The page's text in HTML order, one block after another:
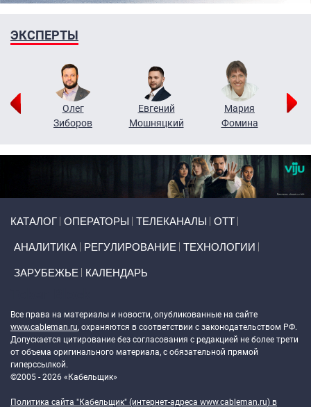
ЭКСПЕРТЫ
Олег
Зиборов
Евгений
Мошняцкий
Мария
Фомина
КАТАЛОГ ОПЕРАТОРЫ ТЕЛЕКАНАЛЫ ОТТ
АНАЛИТИКА РЕГУЛИРОВАНИЕ ТЕХНОЛОГИИ
ЗАРУБЕЖЬЕ КАЛЕНДАРЬ
Все права на материалы и новости, опубликованные на сайте
www.cableman.ru, охраняются в соответствии с законодательством РФ.
Допускается цитирование без согласования с редакцией не более трети
от объема оригинального материала, с обязательной прямой
гиперссылкой.
©2005 - 2026 «Кабельщик»
Политика сайта "Кабельщик" (интернет-адреса www.cableman.ru) в